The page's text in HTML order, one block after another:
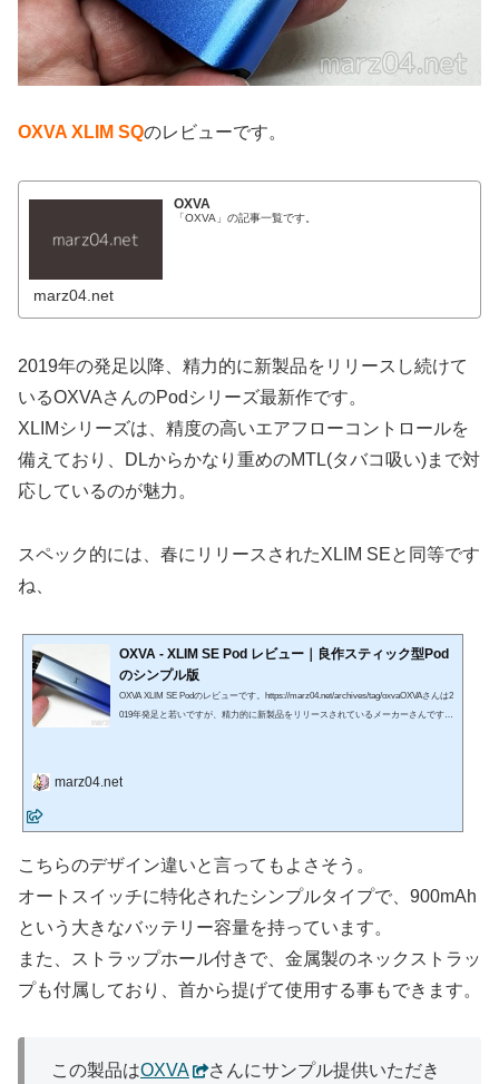
OXVA XLIM SQのレビューです。
OXVA
「OXVA」の記事一覧です。
marz04.net
2019年の発足以降、精力的に新製品をリリースし続けて
いるOXVAさんのPodシリーズ最新作です。
XLIMシリーズは、精度の高いエアフローコントロールを
備えており、DLからかなり重めのMTL(タバコ吸い)まで対
応しているのが魅力。
スペック的には、春にリリースされたXLIM SEと同等です
ね、
OXVA - XLIM SE Pod レビュー｜良作スティック型Pod
のシンプル版
OXVA XLIM SE Podのレビューです。https://marz04.net/archives/tag/oxvaOXVAさんは2
019年発足と若いですが、精力的に新製品をリリースされているメーカーさんです。
marz04.net
こちらのデザイン違いと言ってもよさそう。
オートスイッチに特化されたシンプルタイプで、900mAh
という大きなバッテリー容量を持っています。
また、ストラップホール付きで、金属製のネックストラッ
プも付属しており、首から提げて使用する事もできます。
この製品はOXVA
さんにサンプル提供いただき